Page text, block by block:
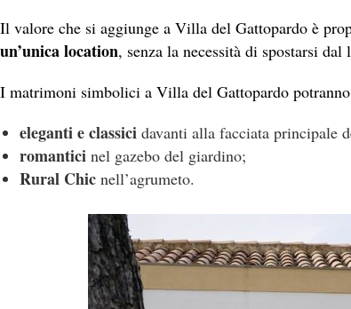
Il valore che si aggiunge a Villa del Gattopardo è
un’unica location, senza la necessità di spostarsi
I matrimoni simbolici a Villa del Gattopardo potranno
eleganti e classicidavanti alla facciata principale
romanticinel gazebo del giardino;
Rural Chicnell’agrumeto.